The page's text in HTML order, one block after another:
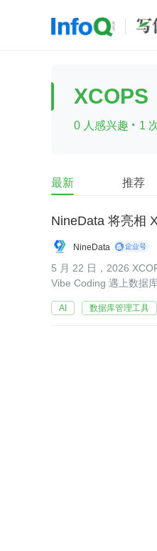
前端 AI
查看更多
XCOPS
0 人感兴趣 · 1
最新 推荐
NineData 将亮相
NineData
5 月 22 日，2026
Vibe Coding 遇上数据
AI 数据库管理工具